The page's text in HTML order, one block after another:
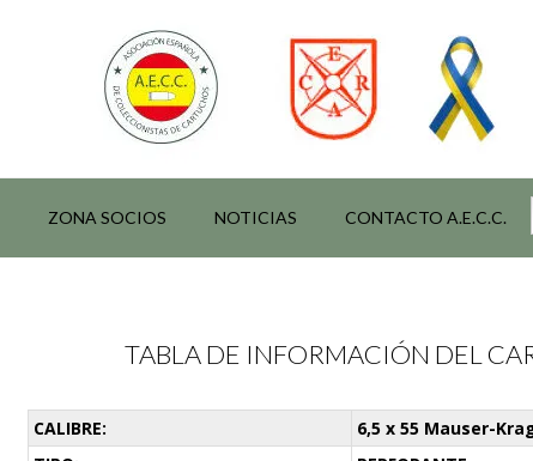
ZONA SOCIOS NOTICIAS CONTACTO A.E.C.C.
TABLA DE INFORMACIÓN DEL
CALIBRE:
6,5 x 55 Mauser-